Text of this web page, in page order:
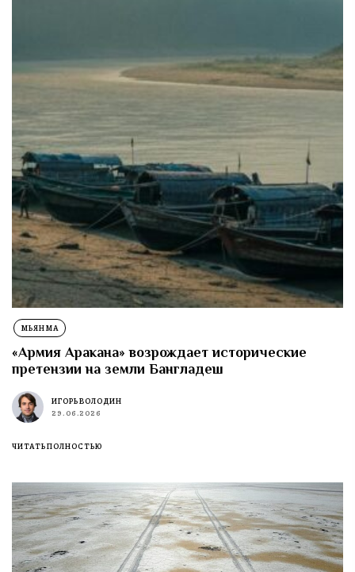
МЬЯНМА
«Армия Аракана» возрождает исторические
претензии на земли Бангладеш
ИГОРЬ ВОЛОДИН
29.06.2026
ЧИТАТЬ ПОЛНОСТЬЮ